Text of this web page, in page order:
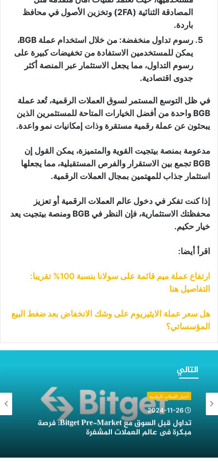
المصادقة الثنائية (2FA) وتخزين الأصول في محافظ
باردة.
رسوم تداول منخفضة
: من خلال استخدام عملة BGB،
يمكن للمستخدمين الاستفادة من تخفيضات كبيرة على
رسوم التداول، مما يجعل الاستثمار عبر المنصة أكثر
جدوى اقتصادية.
في ظل التوسع المستمر لسوق العملات الرقمية، تُعد عملة
BGB واحدة من أفضل الخيارات المتاحة للمستثمرين الذين
يبحثون عن عملة رقمية مستقرة وذات إمكانيات نمو واعدة.
مدعومة بمنصة بيتجيت القوية والمتميزة، يمكن القول إن
BGB تجمع بين الاستقرار والفرص المستقبلية، مما يجعلها
استثمار جذاب للمهتمين بمجال العملات الرقمية.
إذا كنت تفكر في دخول عالم العملات الرقمية أو تعزيز
محفظتك الاستثمارية، فإن النظر في BGB ومنصة بيتجيت يعد
خيار حكيم.
اقرأ أيضا:
ارتفاع عملة ميم قائمة على سولانا بنسبة 100% تقريبا:
التفاصيل هنا
هل سعر عملة الايثيريوم على وشك الانخفاض بعد ضغط البيع
المؤسساتي؟
التالي
Bitget
Pre-
عالم
أخبار العملات الرقمية
2024-11-26
تداول قبل السوق مع Bitget Pre-Market: فرصة
مبكرة في عالم العملات المشفرة